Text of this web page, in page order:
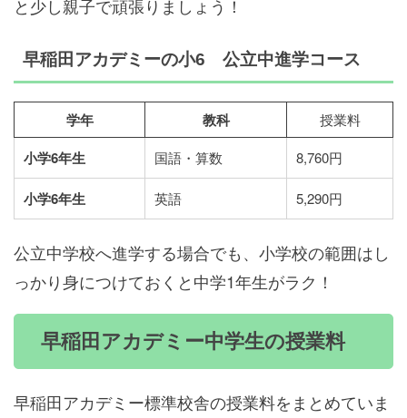
と少し親子で頑張りましょう！
早稲田アカデミーの小6 公立中進学コース
学年 教科 授業料
小学6年生 国語・算数 8,760円
小学6年生 英語 5,290円
公立中学校へ進学する場合でも、小学校の範囲はし
っかり身につけておくと中学1年生がラク！
早稲田アカデミー中学生の授業料
早稲田アカデミー標準校舎の授業料をまとめていま